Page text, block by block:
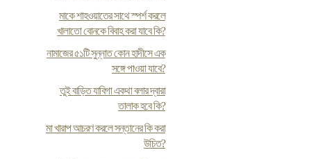
মাকে শাহওয়াতের সাথে স্পর্শ করলে
খালাতো বোনকে বিবাহ করা যাবে কি?
নামাজের ৫১টি সুন্নাত কোন হাদীসে এক
সঙ্গে পাওয়া যাবে?
তুই বাড়িত যাবিগা একথা বলার দ্বারা
তালাক হবে কি?
মা খারাপ আচরণ করলে সন্তানের কি করা
উচিত?